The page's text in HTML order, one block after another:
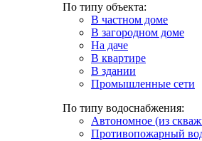
По типу объекта:
В частном доме
В загородном доме
На даче
В квартире
В здании
Промышленные сети
По типу водоснабжения:
Автономное (из
Противопожарный